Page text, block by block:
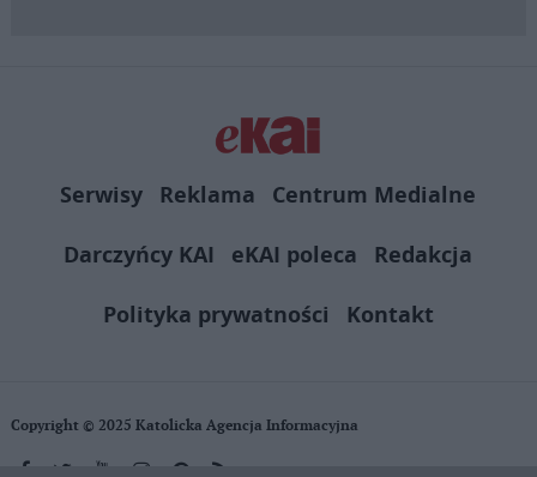
Serwisy Reklama
Centrum Medialne
Darczyńcy KAI
eKAI poleca
Redakcja
Polityka prywatności
Kontakt
Copyright © 2025 Katolicka Agencja Informacyjna